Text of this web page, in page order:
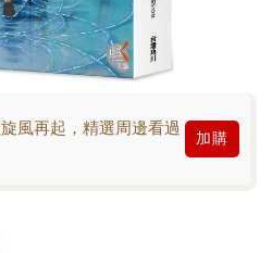
風再起，精選周邊看過
加購